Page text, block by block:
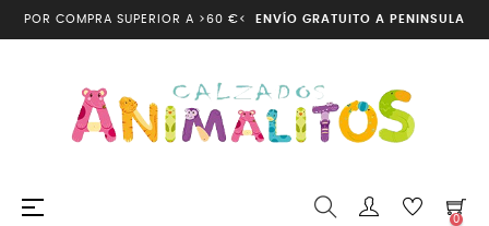
POR COMPRA SUPERIOR A >60 €< ENVÍO GRATUITO A PENINSULA
Navegación
☰
0